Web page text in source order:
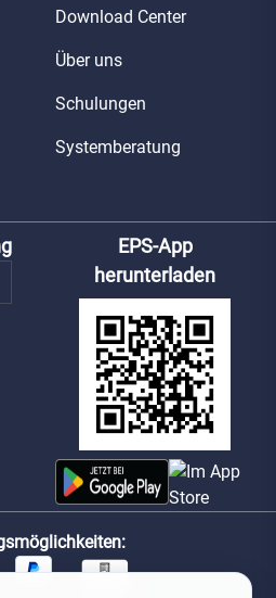
Download Center
Über uns
Schulungen
Systemberatung
EPS-App
herunterladen